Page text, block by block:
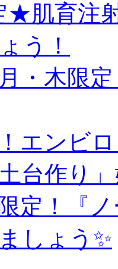
★肌育注
う！
・木限
エンビ
台作り
定！『
しょう✨